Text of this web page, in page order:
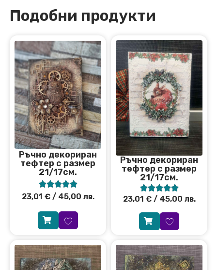
Подобни продукти
Ръчно декориран
тефтер с размер
21/17см.

23,01 €/ 45,00 лв.
Ръчно декориран
тефтер с размер
21/17см.

23,01 €/ 45,00 лв.